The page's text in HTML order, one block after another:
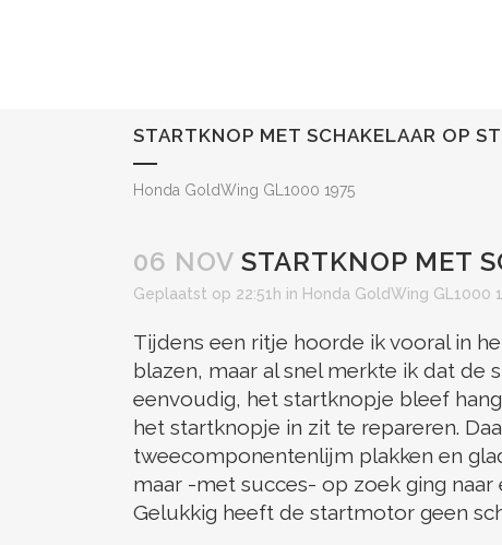
STARTKNOP MET SCHAKELAAR OP
Honda GoldWing GL1000 1975
06 NOV STARTKNOP MET
Geplaatst op 22:51h in Honda GoldWing GL1000
Tijdens een ritje hoorde ik vooral in
blazen, maar al snel merkte ik dat
eenvoudig, het startknopje bleef
het startknopje in zit te repareren.
tweecomponentenlijm plakken en
maar -met succes- op zoek ging
Gelukkig heeft de startmotor geen